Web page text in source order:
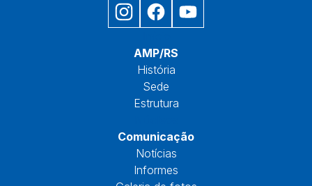
AMP/RS
História
Sede
Estrutura
Comunicação
Notícias
Informes